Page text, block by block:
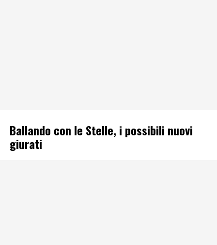
Ballando con le Stelle, i possibili nuovi
giurati